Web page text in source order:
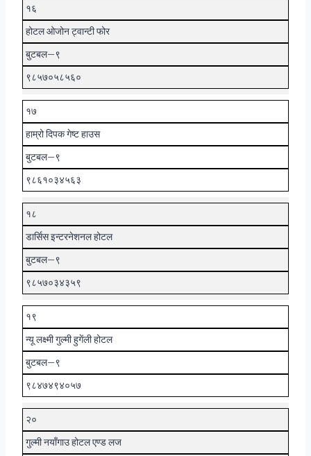
१६
होटल ओजोन ट्वान्टी फोर
बुटबल–९
९८५७०५८५६०
१७
हाम्रो दिपक गेष्ट हाउस
बुटबल–९
९८६१०३४५६३
१८
डार्सिस इन्टरनेशनल होटल
बुटबल–९
९८५७०३४३५९
१९
न्यू लक्ष्मी गुल्मी हुगेंली होटल
बुटबल–९
९८४७४९४०५७
२०
गुल्मी नयाँगाउ होटल एण्ड लज